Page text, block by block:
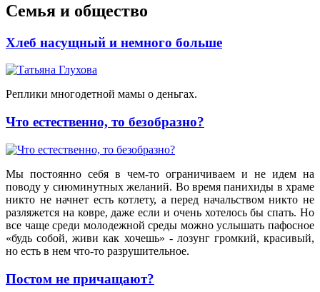
Семья и общество
Хлеб насущный и немного больше
Реплики многодетной мамы о деньгах.
Что естественно, то безобразно?
Мы постоянно себя в чем-то ограничиваем и не идем на
поводу у сиюминутных желаний. Во время панихиды в храме
никто не начнет есть котлету, а перед начальством никто не
разляжется на ковре, даже если и очень хотелось бы спать. Но
все чаще среди молодежной среды можно услышать пафосное
«будь собой, живи как хочешь» - лозунг громкий, красивый,
но есть в нем что-то разрушительное.
Постом не причащают?